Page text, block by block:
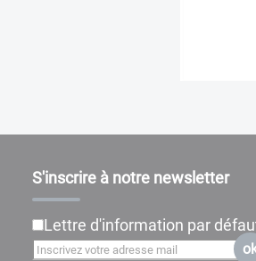
S'inscrire à notre newsletter
Lettre d'information par